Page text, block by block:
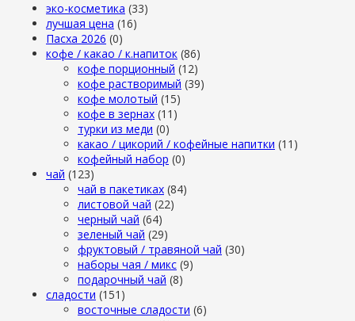
эко-косметика (33)
лучшая цена (16)
Пасха 2026 (0)
кофе / какао / к.напиток (86)
кофе порционный (12)
кофе растворимый (39)
кофе молотый (15)
кофе в зернах (11)
турки из меди (0)
какао / цикорий / кофейные напитки (11)
кофейный набор (0)
чай (123)
чай в пакетиках (84)
листовой чай (22)
черный чай (64)
зеленый чай (29)
фруктовый / травяной чай (30)
наборы чая / микс (9)
подарочный чай (8)
сладости (151)
восточные сладости (6)